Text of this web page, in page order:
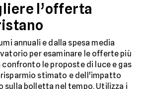
l’offerta
annuali e dalla spesa media
per esaminare le offerte più
le proposte di luce e gas
stimato e dell'impatto
sulla bolletta nel tempo. Utilizza i